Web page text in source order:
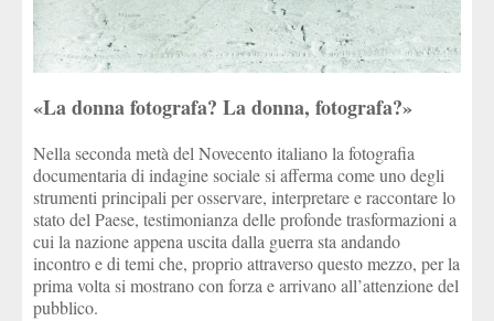
«La donna fotografa? La donna, fotografa?»
Nella seconda metà del Novecento italiano la fotografia
documentaria di indagine sociale si afferma come uno degli
strumenti principali per osservare, interpretare e raccontare lo
stato del Paese, testimonianza delle profonde trasformazioni a
cui la nazione appena uscita dalla guerra sta andando
incontro e di temi che, proprio attraverso questo mezzo, per la
prima volta si mostrano con forza e arrivano all’attenzione del
pubblico.